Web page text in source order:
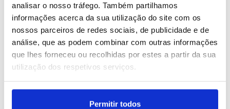
analisar o nosso tráfego. Também partilhamos
informações acerca da sua utilização do site com os
nossos parceiros de redes sociais, de publicidade e de
análise, que as podem combinar com outras informações
que lhes forneceu ou recolhidas por estes a partir da sua
utilização dos respetivos serviços.
Permitir todos
3
Embaixador de Israel pede cancelamento do concerto
de Kanye West no Algarve
4
Festas do Povo de Campo Maior começam hoje e
esperam mais de 400 mil visitantes
5